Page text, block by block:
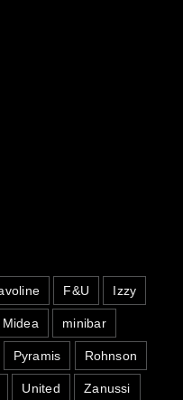
F&U Izzy
Midea minibar
Pyramis Rohnson
United Zanussi